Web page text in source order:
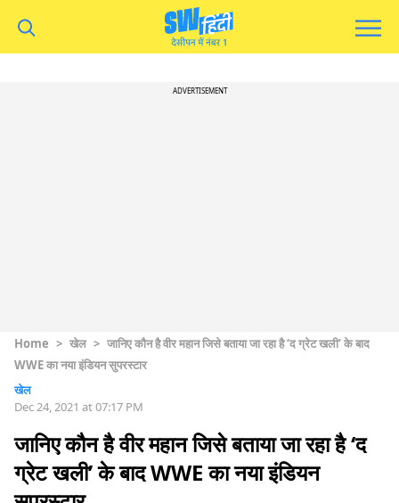
ADVERTISEMENT
Home > खेल > जानिए कौन है वीर महान जिसे बताया जा रहा है ‘द ग्रेट खली’ के बाद
WWE का नया इंडियन सुपरस्टार
खेल
Dec 24, 2021 at 07:17 PM
जानिए कौन है वीर महान जिसे बताया जा रहा है ‘द
ग्रेट खली’ के बाद WWE का नया इंडियन